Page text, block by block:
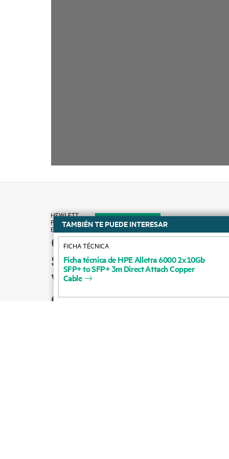
Cómo comprar
Soporte para productos
Ventas por correo
electrónico
TAMBIÉN TE PUEDE INTERESAR
FichatécnicadeHPEAlletra60002x10Gb
SFP+toSFP+3mDirectAttachCopper
Cable
FICHA TÉCNICA